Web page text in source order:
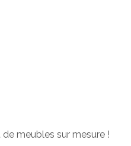
meubles sur mesure !